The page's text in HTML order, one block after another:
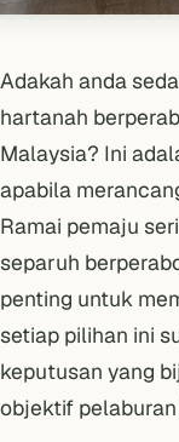
Adakah anda
hartanah
Malaysia? Ini
apabila
Ramai pemaju
separuh
penting untuk
setiap pilihan ini
keputusan yang
objektif